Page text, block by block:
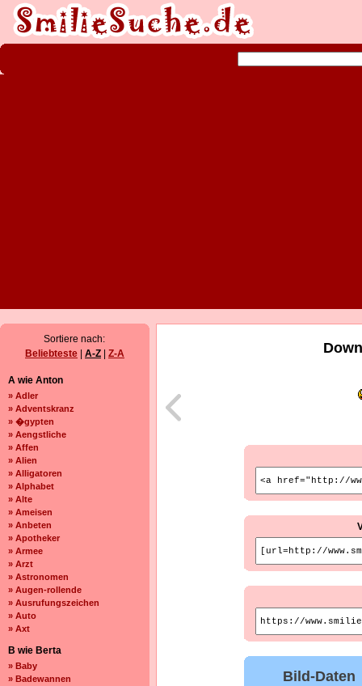
Sortiere nach:
Beliebteste
A-Z Z-A
A wie Anton
» Adler
» Adventskranz
» �gypten
» Aengstliche
» Affen
» Alien
» Alligatoren
» Alphabet
» Alte
» Ameisen
» Anbeten
» Apotheker
» Armee
» Arzt
» Astronomen
» Augen-rollende
» Ausrufungszeichen
» Auto
» Axt
B wie Berta
» Baby
» Badewannen
Bild-Daten